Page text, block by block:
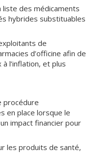
liste des médicaments
hybrides substituables
de
d’officine afin de
l’inflation, et plus
procédure
en place lorsque le
impact financier pour
les produits de santé,